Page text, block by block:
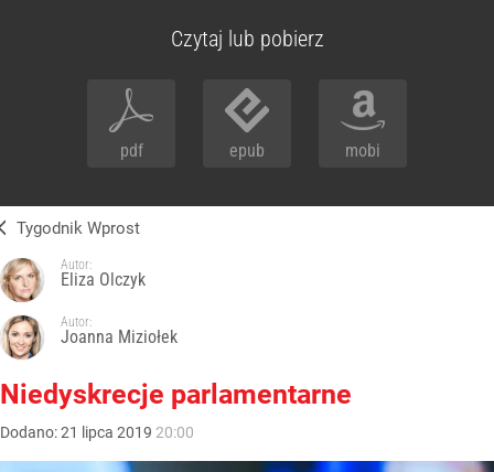
Czytaj lub pobierz
pdf epub mobi
Tygodnik Wprost
Autor:
Eliza Olczyk
Autor:
Joanna Miziołek
Niedyskrecje parlamentarne
Dodano:21 lipca 2019 20:00